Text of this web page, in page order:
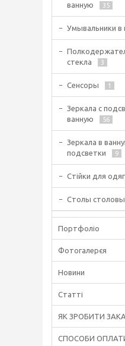
ванную
35
Умывальники в
стекла
3
Сенсоры 1
Зеркала с
ванную
56
Зеркала в
подсветки
9
Стійки для
Столы
Портфоліо
Фотогалерєя
Новини
Статті
ЯК ЗРОБИТИ
СПОСОБИ